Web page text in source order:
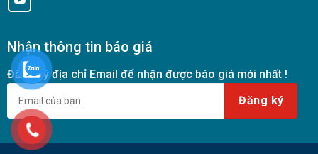
Nhận thông tin báo giá
Đăng ký địa chỉ Email để nhận được báo giá mới nhất !